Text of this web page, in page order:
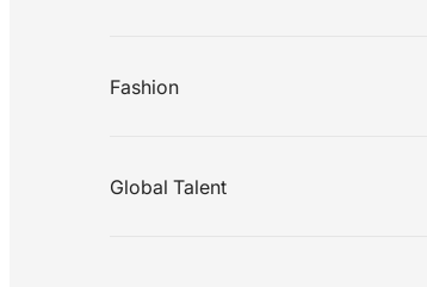
Fashion
Global Talent